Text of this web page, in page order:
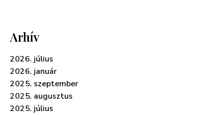
Arhív
2026. július
2026. január
2025. szeptember
2025. augusztus
2025. július